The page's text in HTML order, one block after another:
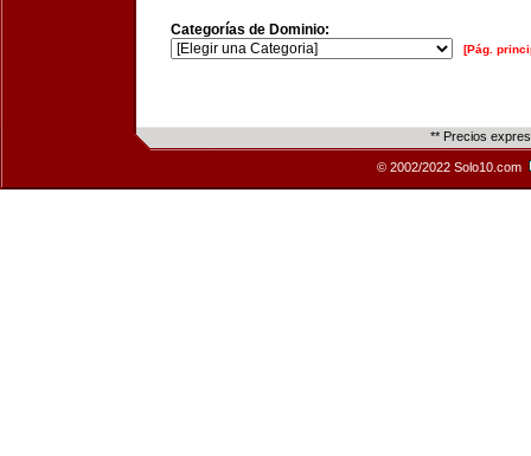
Categorías de Dominio:
[Pág.
** Precios
© 2002/2022 Solo10.com